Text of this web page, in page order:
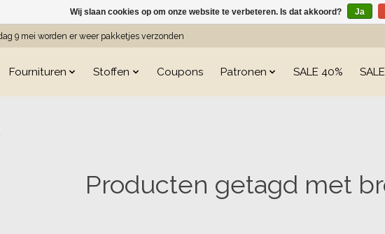
9 mei worden er weer pakketjes verzonden
Fournituren Stoffen Coupons Patronen SALE 40%
Producten getagd met
Wij slaan cookies op om onze website te verbeteren. Is dat akkoord? Ja